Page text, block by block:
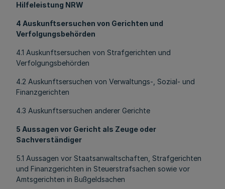
Hilfeleistung NRW
4 Auskunftsersuchen von Gerichten und
Verfolgungsbehörden
4.1 Auskunftsersuchen von Strafgerichten und
Verfolgungsbehörden
4.2 Auskunftsersuchen von Verwaltungs-, Sozial- und
Finanzgerichten
4.3 Auskunftsersuchen anderer Gerichte
5 Aussagen vor Gericht als Zeuge oder
Sachverständiger
5.1 Aussagen vor Staatsanwaltschaften, Strafgerichten
und Finanzgerichten in Steuerstrafsachen sowie vor
Amtsgerichten in Bußgeldsachen